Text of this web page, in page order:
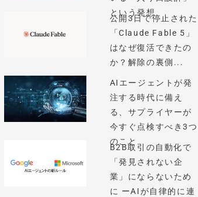
という発想
公開3日で停止された
「Claude Fable 5」
はなぜ復活できたの
か？解除の裏側...
AIエージェントが発
注する時代に備え
る、サプライヤーが
今すぐ点検すべき3つ
のこと
B2B取引の自動化で
「発見されない企
業」にならないため
に ーAIが自律的に連